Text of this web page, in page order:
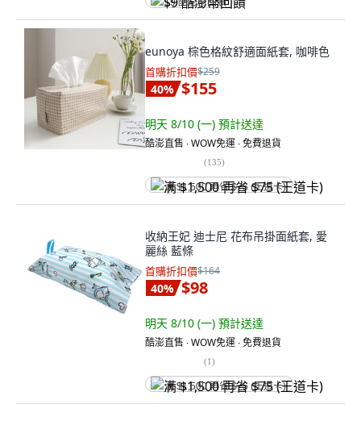
$9 酷澎幣回饋
eunoya 棕色格紋舒適面紙套, 咖啡色
首購折扣價$259
40% $155
明天 8/10 (一) 預計送達
酷澎直售 ∙ WOW免運 ∙ 免費退貨
(135)
满 $1,500 再省 $75 (王道卡)
收納王妃 迪士尼 花布吊掛面紙套, 愛
麗絲 藍條
首購折扣價$164
40% $98
明天 8/10 (一) 預計送達
酷澎直售 ∙ WOW免運 ∙ 免費退貨
(1)
满 $1,500 再省 $75 (王道卡)